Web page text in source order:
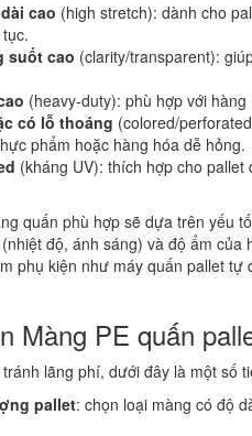
cao (high stretch): dành cho
suốt cao (clarity/transparent):
(heavy-duty): phù hợp với
có lỗ thoáng (colored/
phẩm hoặc hàng hóa dễ hỏng.
(kháng UV): thích hợp cho
quấn phù hợp sẽ dựa trên yếu
độ, ánh sáng) và độ ẩm
phụ kiện như máy quấn pallet
Màng PE quấn
lãng phí, dưới đây là một số
pallet: chọn loại màng có độ